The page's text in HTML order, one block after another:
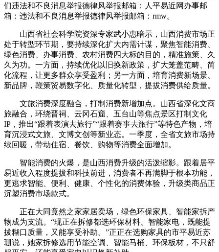
们违法和不良消息举报德律风举报邮箱：人平易近网办事邮
箱：违法和不良消息举报德律风举报邮箱：rmw。
山西省社会科学院资深专家武小惠暗示，山西消费市场正
处于转型环节期，要持续深化扩大内需计谋，聚焦智能消费、
绿色消费、办事消费、农村消费四大标的目的，精准施策、久
久为功。一方面，持续优化以旧换新政策，扩大笼盖范畴、简
化流程，让更多群众享受盈利；另一方面，培育消费新场景、
新品牌，鞭策贸易数字化、质量化转型，提拔消费供给质量。
文旅消费深度融合，打制消费新增加点。山西省深化文商
旅融合，环绕晋祠、云冈石窟、五台山等焦点景区打制文化
IP，推出“跟着表演去旅行”“跟着赛事去旅行”等特色产物，培
育沉浸式文旅、文博文创等新业态。一季度，全省文旅市场持
续回暖，带动住宿、餐饮、购物等消费全面增加。
智能消费的火爆，是山西消费升级的活泼缩影。跟着居平
易近收入程度提拔和科技前进，消费者不再满脚于根本功能，
更逃求智能、便利、健康、个性化的消费体验，升级类商品正
沉塑消费市场款式。
正在大同竟然之家家居卖场，绿色环保家具、智能家拆产
物成为支流。“现正在拆修都选环保材料、智能家电，既能提
拔糊口质量，又能享受补助。”正正在选购家具的市平易近苏
珊说，她家拆修选用节能空调、智能马桶、环保板材，不只舒